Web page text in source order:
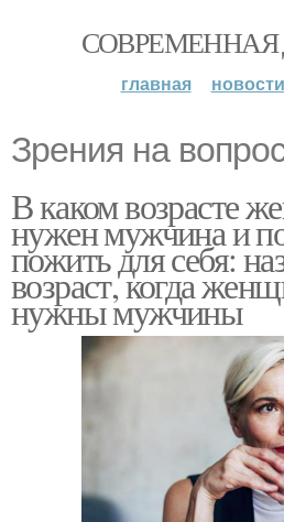
главная новости
Зрения на
В каком возрасте
нужен мужчина и
пожить для себя:
возраст, когда
нужны мужчины